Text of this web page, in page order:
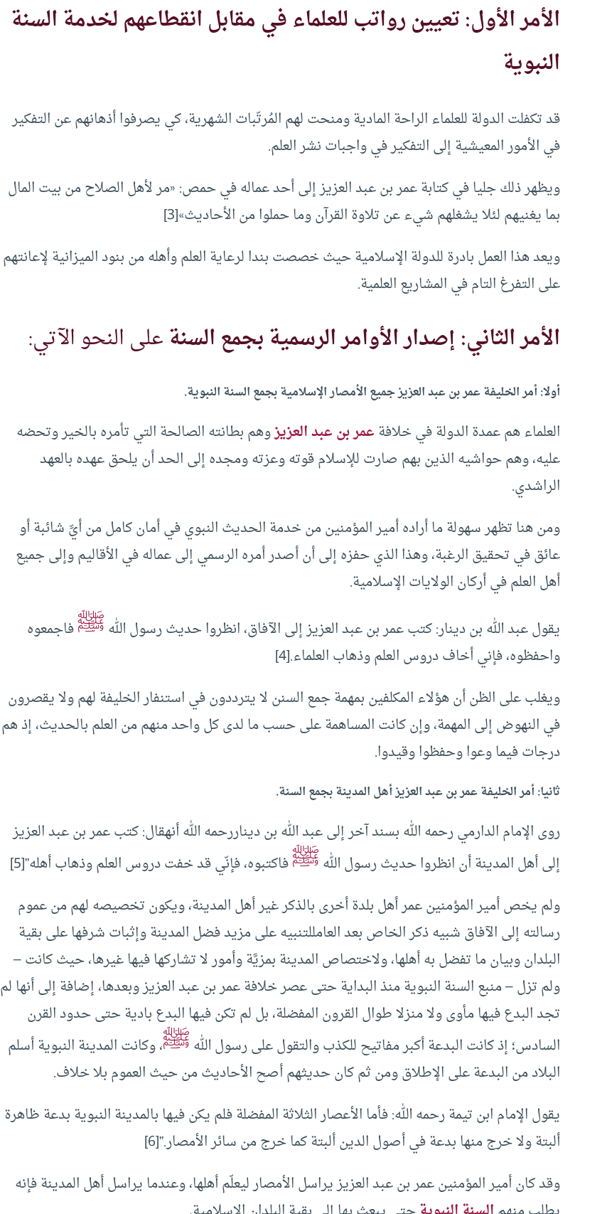
الأمر الأول: تعيينرواتب للعلماء في مقابل انقطاعهم لخدمة السنة
النبوية
قد تكفلت الدولة للعلماء الراحة المادية ومنحت لهم المُرتّبات الشهرية، كي يصرفوا أذهانهم عن التفكير
في الأمور المعيشية إلى التفكير في واجبات نشر العلم.
ويظهر ذلك جليا في كتابة عمر بن عبد العزيز إلى أحد عماله في حمص: «مر لأهل الصلاح من بيت المال
بما يغنيهم لئلا يشغلهم شيء عن تلاوة القرآن وما حملوا من الأحاديث»[3]
ويعد هذا العمل بادرة للدولة الإسلامية حيث خصصت بندا لرعاية العلم وأهله من بنود الميزانية لإعانتهم
على التفرغ التام في المشاريع العلمية.
الأمر الثاني: إصدار الأوامر الرسمية بجمع السنةعلى النحو الآتي:
أولا: أمر الخليفة عمر بن عبد العزيز جميع الأمصار الإسلامية بجمع السنة النبوية.
العلماء هم عمدة الدولة في خلافةعمر بن عبد العزيزوهم بطانته الصالحة التي تأمره بالخير وتحضه
عليه، وهم حواشيه الذين بهم صارت للإسلام قوته وعزته ومجده إلى الحد أن يلحق عهده بالعهد
الراشدي.
ومن هنا تظهر سهولة ما أراده أمير المؤمنين من خدمة الحديث النبوي في أمان كامل من أيِّ شائبة أو
عائق في تحقيق الرغبة، وهذا الذي حفزه إلى أن أصدر أمره الرسمي إلى عماله في الأقاليم وإلى جميع
أهل العلم في أركان الولايات الإسلامية.
يقول عبد الله بن دينار: كتب عمر بن عبد العزيز إلى الآفاق، انظروا حديث رسول اللهﷺفاجمعوه
واحفظوه، فإني أخاف دروس العلم وذهاب العلماء.[4]
ويغلب على الظن أن هؤلاء المكلفين بمهمة جمع السنن لا يترددون في استنفار الخليفة لهم ولا يقصرون
في النهوض إلى المهمة، وإن كانت المساهمة على حسب ما لدى كل واحد منهم من العلم بالحديث، إذ هم
درجات فيما وعوا وحفظوا وقيدوا.
ثانيا: أمر الخليفة عمر بن عبد العزيز أهل المدينة بجمع السنة.
روى الإمام الدارمي رحمه الله بسند آخر إلى عبد الله بن ديناررحمه الله أنهقال: كتب عمر بن عبد العزيز
إلى أهل المدينة أن انظروا حديث رسول اللهﷺفاكتبوه، فإنّي قد خفت دروس العلم وذهاب أهله”[5]
ولم يخص أمير المؤمنين عمر أهل بلدة أخرى بالذكر غير أهل المدينة، ويكون تخصيصه لهم من عموم
رسالته إلى الآفاق شبيه ذكر الخاص بعد العامللتنبيه على مزيد فضل المدينة وإثبات شرفها على بقية
البلدان وبيان ما تفضل به أهلها، ولاختصاص المدينة بمزيَّة وأمور لا تشاركها فيها غيرها، حيث كانت –
ولم تزل – منبع السنة النبوية منذ البداية حتى عصر خلافة عمر بن عبد العزيز وبعدها، إضافة إلى أنها لم
تجد البدع فيها مأوى ولا منزلا طوال القرون المفضلة، بل لم تكن فيها البدع بادية حتى حدود القرن
السادس؛ إذ كانت البدعة أكبر مفاتيح للكذب والتقول على رسول اللهﷺ، وكانت المدينة النبوية أسلم
البلاد من البدعة على الإطلاق ومن ثم كان حديثهم أصح الأحاديث من حيث العموم بلا خلاف.
يقول الإمام ابن تيمة رحمه الله: فأما الأعصار الثلاثة المفضلة فلم يكن فيها بالمدينة النبوية بدعة ظاهرة
ألبتة ولا خرج منها بدعة في أصول الدين ألبتة كما خرج من سائر الأمصار.”[6]
وقد كان أمير المؤمنين عمر بن عبد العزيز يراسل الأمصار ليعلّم أهلها، وعندما يراسل أهل المدينة فإنه